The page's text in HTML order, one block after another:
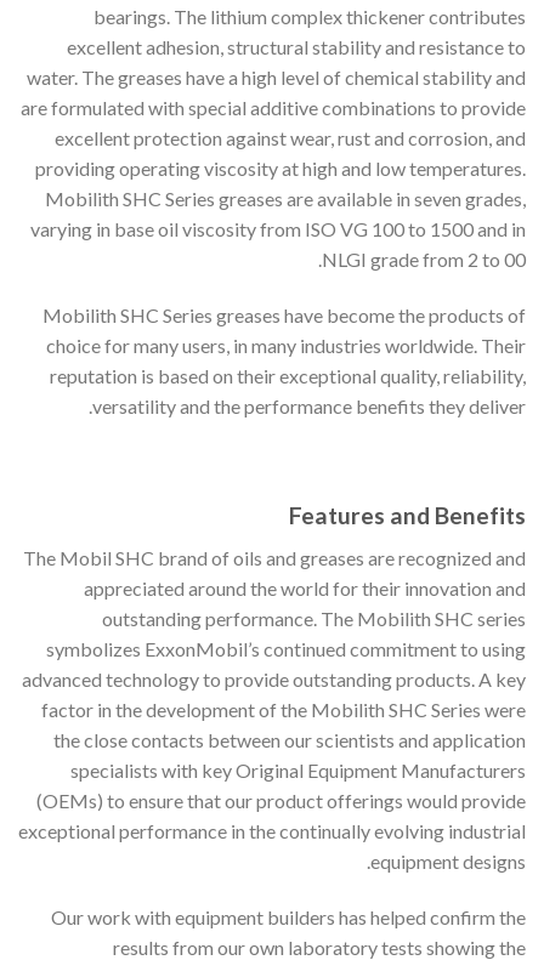
bearings. The lithium complex thickener contributes
excellent adhesion, structural stability and resistance to
water. The greases have a high level of chemical stability and
are formulated with special additive combinations to provide
excellent protection against wear, rust and corrosion, and
providing operating viscosity at high and low temperatures.
Mobilith SHC Series greases are available in seven grades,
varying in base oil viscosity from ISO VG 100 to 1500 and in
NLGI grade from 2 to 00.
Mobilith SHC Series greases have become the products of
choice for many users, in many industries worldwide. Their
reputation is based on their exceptional quality, reliability,
versatility and the performance benefits they deliver.
Features and Benefits
The Mobil SHC brand of oils and greases are recognized and
appreciated around the world for their innovation and
outstanding performance. The Mobilith SHC series
symbolizes ExxonMobil’s continued commitment to using
advanced technology to provide outstanding products. A key
factor in the development of the Mobilith SHC Series were
the close contacts between our scientists and application
specialists with key Original Equipment Manufacturers
(OEMs) to ensure that our product offerings would provide
exceptional performance in the continually evolving industrial
equipment designs.
Our work with equipment builders has helped confirm the
results from our own laboratory tests showing the